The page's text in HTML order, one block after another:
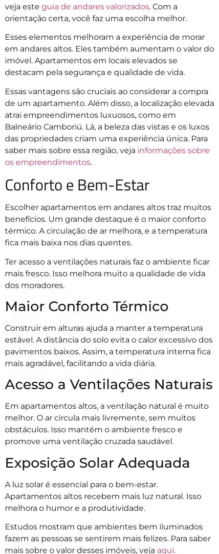
veja este guia de andares valorizados. Com a
orientação certa, você faz uma escolha melhor.
Esses elementos melhoram a experiência de morar
em andares altos. Eles também aumentam o valor do
imóvel. Apartamentos em locais elevados se
destacam pela segurança e qualidade de vida.
Essas vantagens são cruciais ao considerar a compra
de um apartamento. Além disso, a localização elevada
atrai empreendimentos luxuosos, como em
Balneário Camboriú. Lá, a beleza das vistas e os luxos
das propriedades criam uma experiência única. Para
saber mais sobre essa região, veja informações sobre
os empreendimentos.
Conforto e Bem-Estar
Escolher apartamentos em andares altos traz muitos
benefícios. Um grande destaque é o maior conforto
térmico. A circulação de ar melhora, e a temperatura
fica mais baixa nos dias quentes.
Ter acesso a ventilações naturais faz o ambiente ficar
mais fresco. Isso melhora muito a qualidade de vida
dos moradores.
Maior Conforto Térmico
Construir em alturas ajuda a manter a temperatura
estável. A distância do solo evita o calor excessivo dos
pavimentos baixos. Assim, a temperatura interna fica
mais agradável, facilitando a vida diária.
Acesso a Ventilações Naturais
Em apartamentos altos, a ventilação natural é muito
melhor. O ar circula mais livremente, sem muitos
obstáculos. Isso mantém o ambiente fresco e
promove uma ventilação cruzada saudável.
Exposição Solar Adequada
A luz solar é essencial para o bem-estar.
Apartamentos altos recebem mais luz natural. Isso
melhora o humor e a produtividade.
Estudos mostram que ambientes bem iluminados
fazem as pessoas se sentirem mais felizes. Para saber
mais sobre o valor desses imóveis, veja aqui.